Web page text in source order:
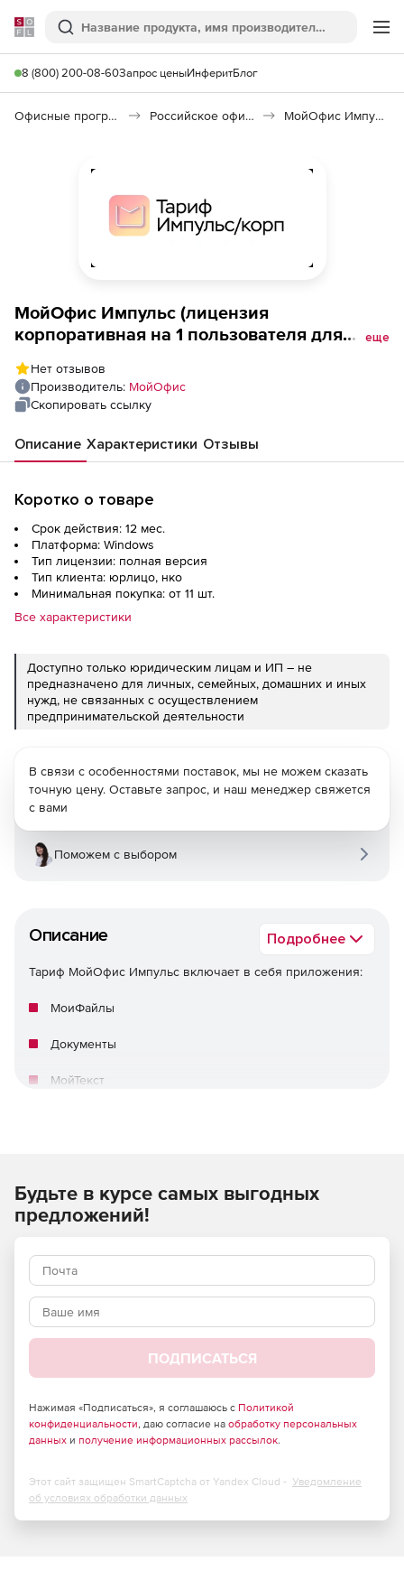
Softline
Поиск
8 (800) 200-08-60Запрос ценыИнферитБлог
Офисные программы Российское офисное ПО (Импортозамещение) МойОфис Импульс
МойОфис Импульс (лицензия
корпоративная на 1 пользователя для
еще
Нет отзывов
Производитель: МойОфис
Скопировать ссылку
Описание Характеристики Отзывы
Коротко о товаре
Срок действия: 12 мес.
Платформа: Windows
Тип лицензии: полная версия
Тип клиента: юрлицо, нко
Минимальная покупка: от 11 шт.
Все характеристики
Доступно только юридическим лицам и ИП – не
предназначено для личных, семейных, домашних и иных
нужд, не связанных с осуществлением
предпринимательской деятельности
Описание Подробнее
Тариф МойОфис Импульс включает в себя приложения:
МоиФайлы
Документы
МойТекст
МояДоска
Почта
Mailion
МойСинхронизатор
В связи с особенностями поставок, мы не можем сказать
точную цену. Оставьте запрос, и наш менеджер свяжется
с вами
Поможем с выбором
Будьте в курсе самых выгодных
предложений!
ПОДПИСАТЬСЯ
Нажимая «Подписаться», я соглашаюсь с Политикой
конфиденциальности, даю согласие на обработку персональных
данных и получение информационных рассылок.
Этот сайт защищен SmartCaptcha от Yandex Cloud - Уведомление
об условиях обработки данных